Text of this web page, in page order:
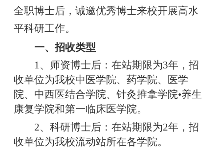
全职博士后，诚邀优秀博士来校开展高水
平科研工作。
一、招收类型
1、师资博士后：在站期限为3年，招
收单位为我校中医学院、药学院、医学
院、中西医结合学院、针灸推拿学院•养生
康复学院和第一临床医学院。
2、科研博士后：在站期限为2年，招
收单位为我校流动站所在各学院。